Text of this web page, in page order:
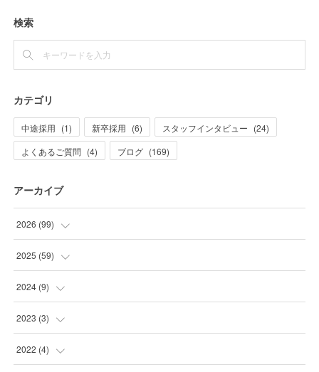
検索
カテゴリ
中途採用 (1) 新卒採用 (6) スタッフインタビュー (24)
よくあるご質問 (4) ブログ (169)
アーカイブ
2026 (99)
(20 )
( 21
(
(
2025 (59)
( )
( )
(
2024(9)
( )
( )
2023 (3)
( )
2022 (4)